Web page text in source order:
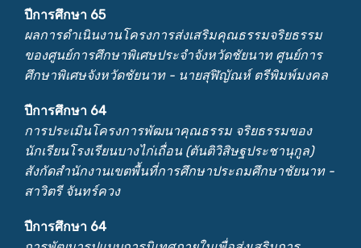
ปีการศึกษา 65
ผลการดำเนินงานโครงการส่งเสริมคุณธรรมจริยธรรม
ของศูนย์การศึกษาพิเศษประจำจังหวัดชัยนาท ศูนย์การ
ศึกษาพิเศษจังหวัดชัยนาท - นายสุฬิญัณห์ ตรีพิมพ์มงคล
ปีการศึกษา 64
การประเมินโครงการพัฒนาคุณธรรม จริยธรรมของ
นักเรียนโรงเรียนบางไก่เถื่อน (ตันติวิสิษฐประชานุกูล)
สังกัดสำนักงานเขตพื้นที่การศึกษาประถมศึกษาชัยนาท -
สาวิตรี จันทร์ควง
ปีการศึกษา 64